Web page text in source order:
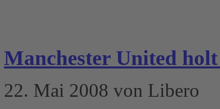
Manchester United
22. Mai 2008 von Libero